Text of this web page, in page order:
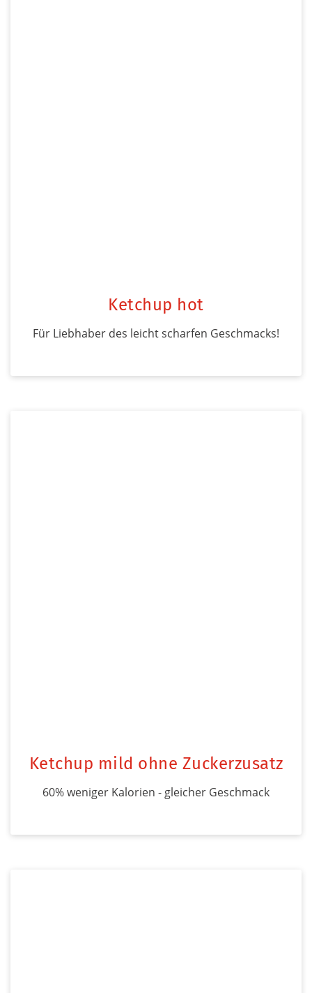
Ketchup hot
Für Liebhaber des leicht scharfen Geschmacks!
Ketchup mild ohne Zuckerzusatz
60% weniger Kalorien - gleicher Geschmack